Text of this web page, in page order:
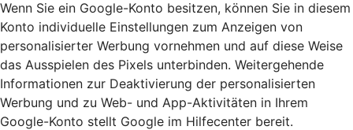
Wenn Sie ein Google-Konto besitzen, können Sie in diesem
Konto individuelle Einstellungen zum Anzeigen von
personalisierter Werbung vornehmen und auf diese Weise
das Ausspielen des Pixels unterbinden. Weitergehende
Informationen zur Deaktivierung der personalisierten
Werbung und zu Web- und App-Aktivitäten in Ihrem
Google-Konto stellt Google im Hilfecenter bereit.